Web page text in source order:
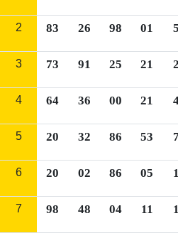
2 83 26 98 01
3 73 91 25 21
4 64 36 00 21
5 20 32 86 53
6 20 02 86 05
7 98 48 04 11